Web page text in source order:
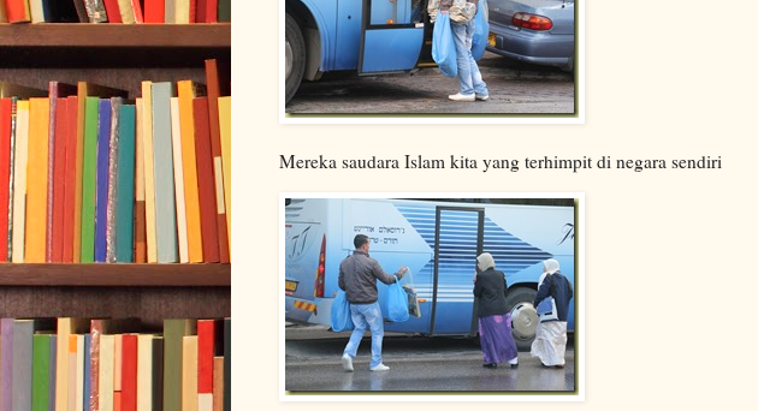
Mereka saudara Islam kita yang terhimpit di negara sendiri